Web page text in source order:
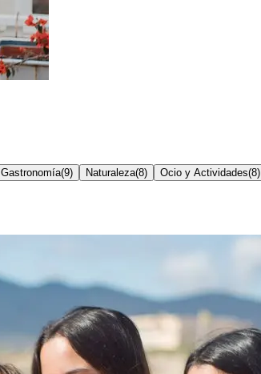
Gastronomía(9) Naturaleza(8) Ocio y Actividades(8)